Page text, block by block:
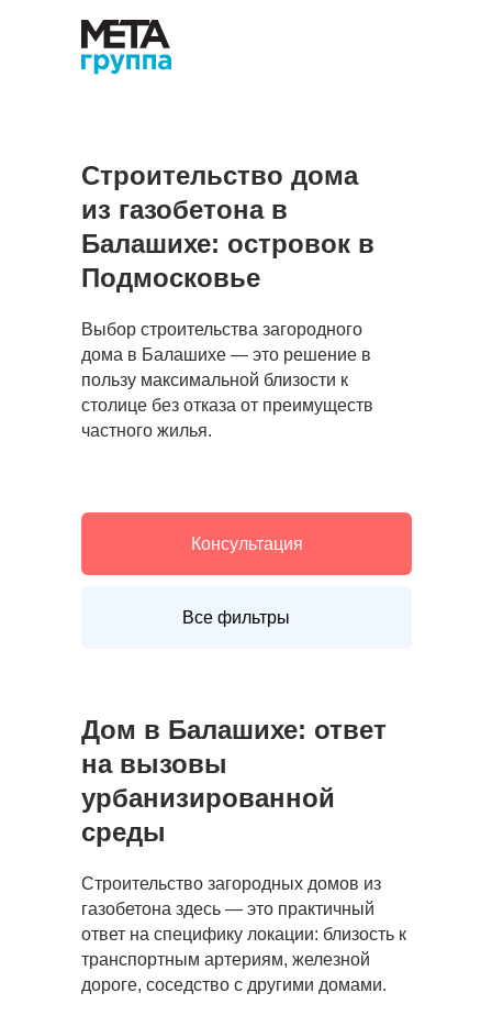
Выбор строительства загородного
дома в Балашихе — это решение в
пользу максимальной близости к
столице без отказа от преимуществ
частного жилья.
Строительство дома
из газобетона в
Балашихе: островок в
Подмосковье
Все фильтры
Консультация
Строительство загородных домов из
газобетона здесь — это практичный
ответ на специфику локации: близость к
транспортным артериям, железной
дороге, соседство с другими домами.
Дом в Балашихе: ответ
на вызовы
урбанизированной
среды